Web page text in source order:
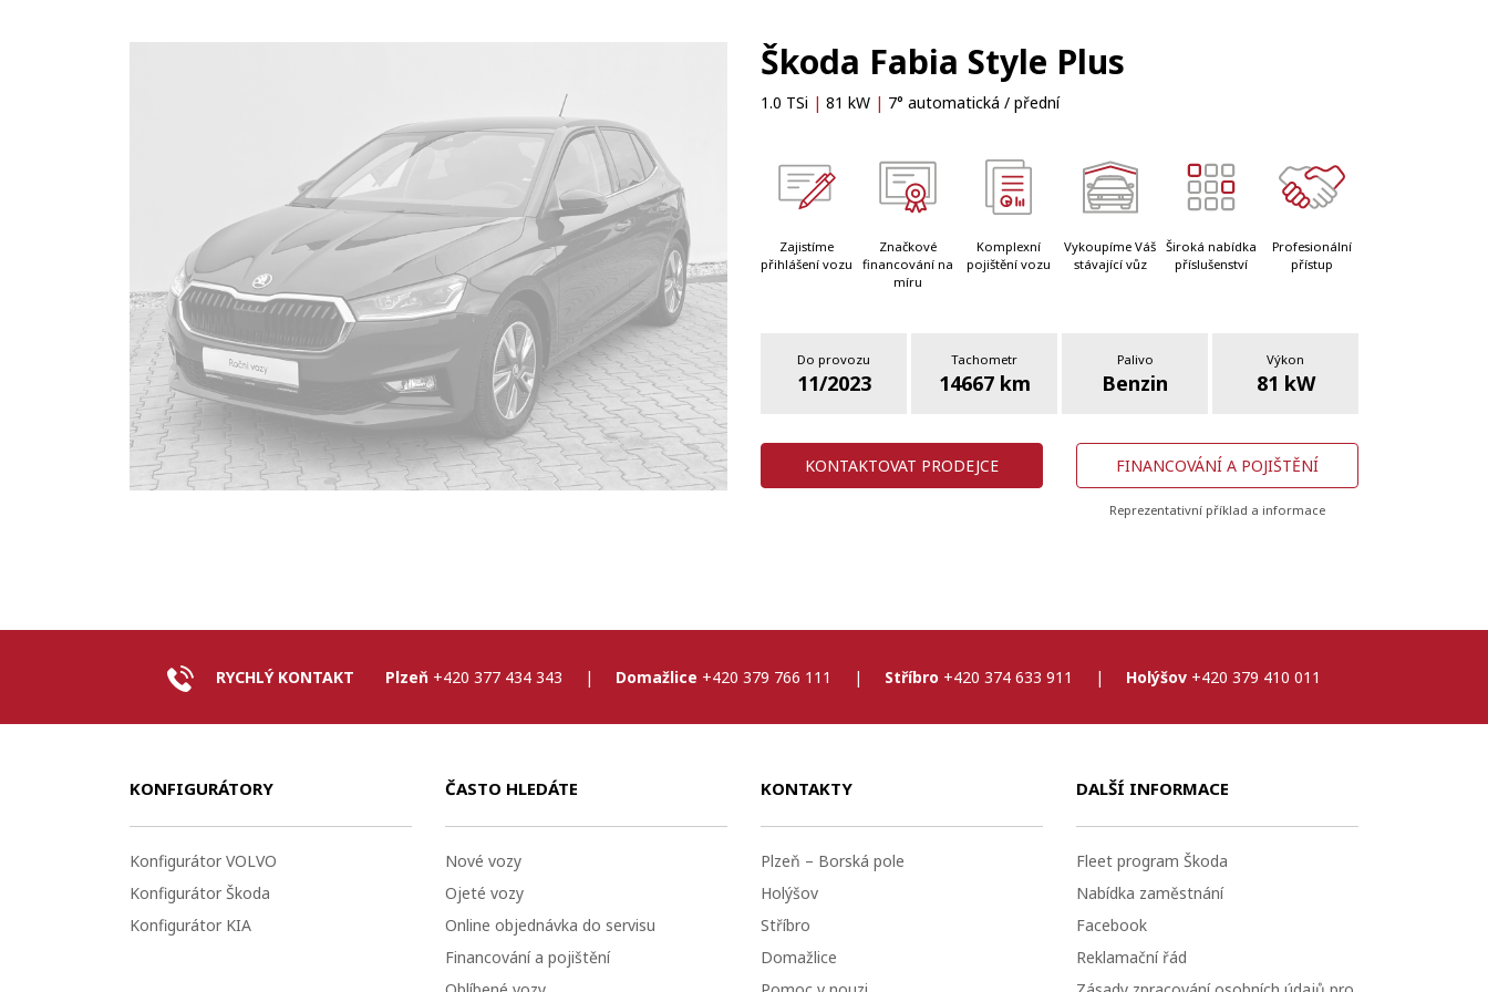
Škoda Fabia Style Plus
1.0 TSi | 81 kW | 7° automatická / přední
Zajistíme
přihlášení vozu
Značkové
financování na
míru
Komplexní
pojištění vozu
Vykoupíme Váš
stávající vůz
Široká nabídka
příslušenství
Profesionální
přístup
Do provozu
11/2023
Tachometr
14667 km
Palivo
Benzin
Výkon
81 kW
KONTAKTOVAT PRODEJCE FINANCOVÁNÍ A POJIŠTĚNÍ
Reprezentativní příklad a informace
RYCHLÝ KONTAKT Plzeň +420 377 434 343 | Domažlice +420 379 766 111 | Stříbro +420 374 633 911 | Holýšov +420 379 410 011
KONFIGURÁTORY
Konfigurátor VOLVO
Konfigurátor Škoda
Konfigurátor KIA
ČASTO HLEDÁTE
Nové vozy
Ojeté vozy
Online objednávka do servisu
Financování a pojištění
KONTAKTY
Plzeň – Borská pole
Holýšov
Stříbro
Domažlice
DALŠÍ INFORMACE
Fleet program Škoda
Nabídka zaměstnání
Facebook
Reklamační řád